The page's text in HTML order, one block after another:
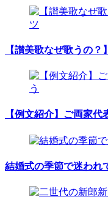
【讃美歌なぜ歌うの
【例文紹介】ご両家
結婚式の季節で迷われ